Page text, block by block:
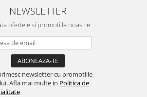
NEWSLETTER
ofertele si promotiile noastre
newsletter cu promotiile
Afla mai multe in Politica de